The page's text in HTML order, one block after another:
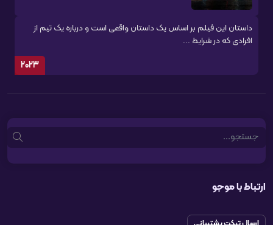
داستان این فیلم بر اساس یک داستان واقعی است و درباره یک تیم از
افرادی که در شرایط ...
2023
Search
ارتباط با موجو